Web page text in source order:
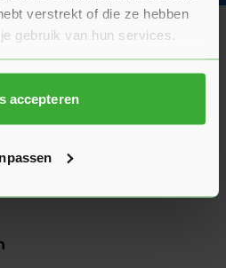
verstrekt of die ze hebben
gebruik van hun services.
accepteren
de meest gestelde vragen over dit
je snel verder kunt.